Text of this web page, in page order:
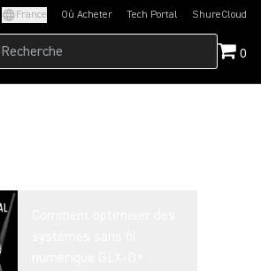
France Où Acheter Tech Portal
(Opens in a new tab)ShureCloud
(Opens in a new
0